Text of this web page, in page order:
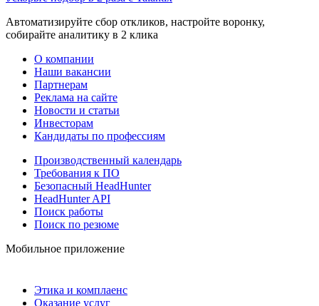
Автоматизируйте сбор откликов, настройте воронку,
собирайте аналитику в 2 клика
О компании
Наши вакансии
Партнерам
Реклама на сайте
Новости и статьи
Инвесторам
Кандидаты по профессиям
Производственный календарь
Требования к ПО
Безопасный HeadHunter
HeadHunter API
Поиск работы
Поиск по резюме
Мобильное приложение
Этика и комплаенс
Оказание услуг